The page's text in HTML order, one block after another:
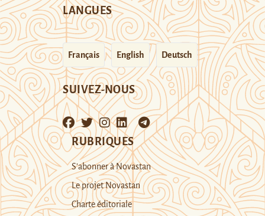
LANGUES
Français English Deutsch
SUIVEZ-NOUS
RUBRIQUES
S’abonner à Novastan
Le projet Novastan
Charte éditoriale